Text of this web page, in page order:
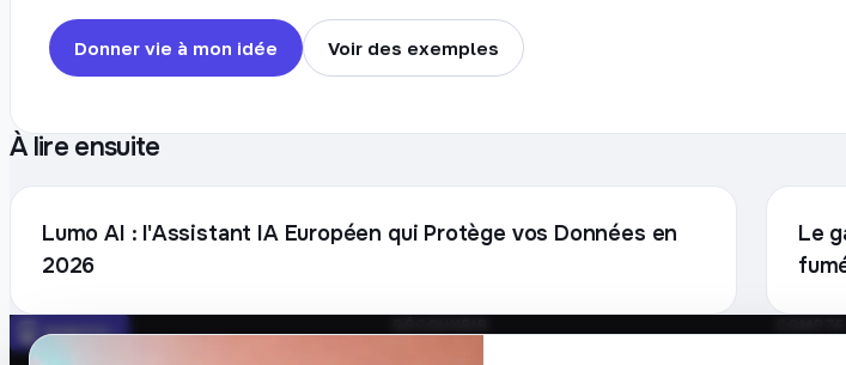
Donner vie à mon idée Voir des exemples
À lire ensuite
Lumo AI : l'Assistant IA Européen qui Protège vos Données en
2026
Le